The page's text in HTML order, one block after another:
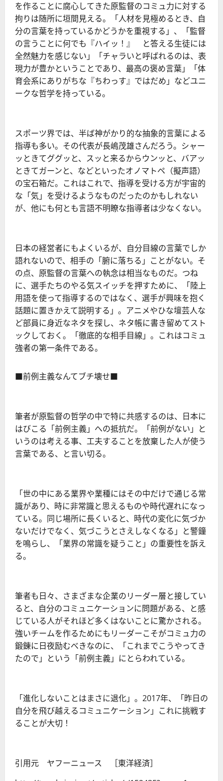
を作ることに腐心してきた原監督のコミュ力に対する
拘りは随所に垣間見える。「人材を見極めるとき、自
分の言葉を持っているかどうかを重視する」、「監督
の言うことに何でも『ハイッ！』 と答える生徒には
全然魅力を感じない」「チャラいと呼ばれるのは、表
現力が豊かということであり、最高の褒め言葉」「体
育会系にありがちな『ちわっす』ではだめ」などユニ
ークな哲学を持っている。
スポーツ界では、半ば神がかり的な抽象的言葉による
指導も多い。その代表が長嶋茂雄さんだろう。シャー
ッときてググッと、スッと来るからウンッと、バアッ
ときてガーンと、などといったオノマトペ（擬声語）
の宝石箱だ。これはこれで、指導を受ける方が宇宙的
な「気」を受けるようなものだったのかもしれない
が、他にも何とも言語不明瞭な指導者は少なくない。
日本の経営者にもよくいるが、自分目線の言葉でしか
語れないので、相手の「腑に落ちる」ことがない。そ
の点、原監督の言葉への執念は相当なものだ。つね
に、選手たちのやる気スイッチを押すために、「陸上
用語を使って指導するのではなく、選手が興味を抱く
話題に置きかえて説明する」。アニメやひな壇芸人な
ど部員に身近なネタを探し、ネタ帳に書き留めてスト
ックしておく。「徹底的な相手目線」。これはコミュ
強者の第一条件である。
■前例主義なんてブチ壊せ■
筆者が原監督の哲学の中で特に共感するのは、日本に
はびこる「前例主義」への抵抗だ。「前例がない」と
いうのは考える事、工夫することを放棄した人が使う
言葉である、と言い切る。
「世の中にある業界や業種にはその中だけで通じる常
識があり、時に非常識と思えるものや時代遅れになっ
ている。同じ場所に長くいると、時代の変化に気づか
ないだけでなく、気づこうとさえしなくなる」と警鐘
を鳴らし、「業界の常識を疑うこと」の重要性を訴え
る。
筆者も日々、さまざまな企業のリーダー層と接してい
ると、自分のコミュニケーションに問題がある、と感
じている人がそれほど多くはないことに驚かされる。
強いチームを作るためにもリーダーこそがコミュ力の
鍛錬に日夜励むべきなのに、「これまでこうやってき
たので」という「前例主義」にとらわれている。
「進化しないことはまさに退化」。2017年、「昨日の
自分を飛び越えるコミュニケーション」これに挑戦す
ることが大切！
引用元 ヤフーニュース ［東洋経済］